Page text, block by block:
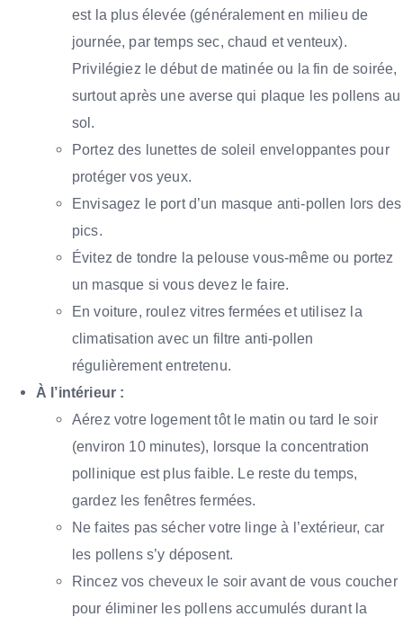
est la plus élevée (généralement en milieu de
journée, par temps sec, chaud et venteux).
Privilégiez le début de matinée ou la fin de soirée,
surtout après une averse qui plaque les pollens au
sol.
Portez des lunettes de soleil enveloppantes pour
protéger vos yeux.
Envisagez le port d’un masque anti-pollen lors des
pics.
Évitez de tondre la pelouse vous-même ou portez
un masque si vous devez le faire.
En voiture, roulez vitres fermées et utilisez la
climatisation avec un filtre anti-pollen
régulièrement entretenu.
À l’intérieur :
Aérez votre logement tôt le matin ou tard le soir
(environ 10 minutes), lorsque la concentration
pollinique est plus faible. Le reste du temps,
gardez les fenêtres fermées.
Ne faites pas sécher votre linge à l’extérieur, car
les pollens s’y déposent.
Rincez vos cheveux le soir avant de vous coucher
pour éliminer les pollens accumulés durant la